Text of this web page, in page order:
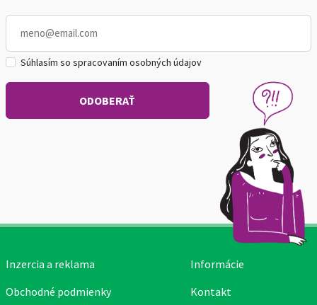
Súhlasím so spracovaním osobných údajov
Inzercia a reklama
Obchodné podmienky
Informácie
Kontakt